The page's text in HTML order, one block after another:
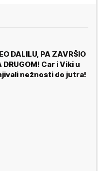
DALILU, PA ZAVRŠIO
DRUGOM! Car i Viki u
nežnosti do jutra!